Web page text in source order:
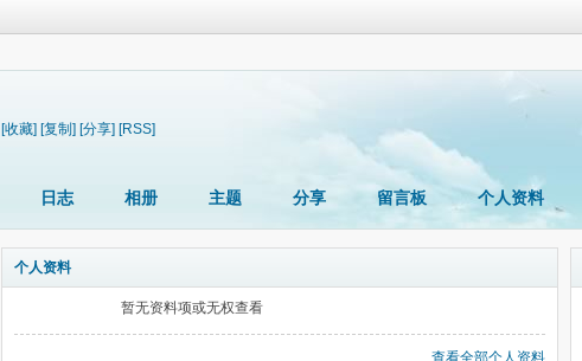
[收藏] [复制] [分享] [RSS]
日志 相册 主题 分享 留言板 个人资料
个人资料
暂无资料项或无权查看
查看全部个人资料